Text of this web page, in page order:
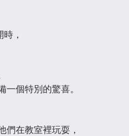
，
個特別的驚喜。
們在教室裡玩耍，